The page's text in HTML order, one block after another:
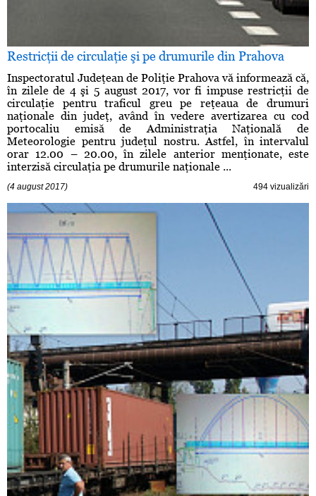
Restricţii de circulaţie şi pe drumurile din Prahova
Inspectoratul Judeţean de Poliţie Prahova vă informează că,
în zilele de 4 şi 5 august 2017, vor fi impuse restricţii de
circulaţie pentru traficul greu pe reţeaua de drumuri
naţionale din judeţ, având în vedere avertizarea cu cod
portocaliu emisă de Administraţia Naţională de
Meteorologie pentru judeţul nostru. Astfel, în intervalul
orar 12.00 – 20.00, în zilele anterior menţionate, este
interzisă circulaţia pe drumurile naţionale ...
(4 august 2017) 494 vizualizări